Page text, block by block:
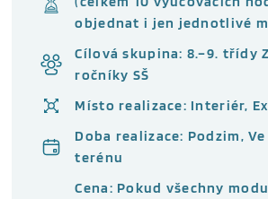
objednat i jen jednotlivé
Cílová skupina: 8.–9. třídy
ročníky SŠ
Místo realizace: Interiér,
Doba realizace: Podzim,
terénu
Cena: Pokud všechny